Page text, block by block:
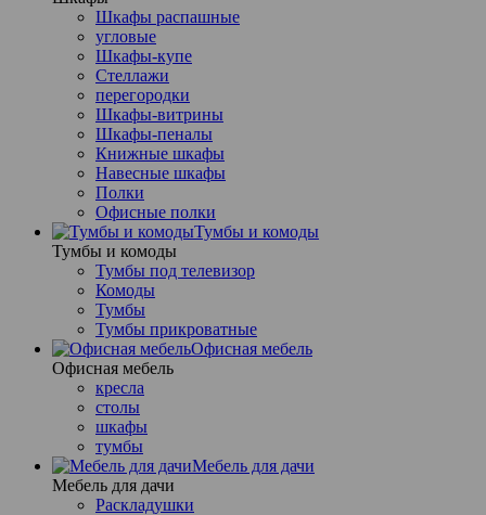
Шкафы распашные
угловые
Шкафы-купе
Стеллажи
перегородки
Шкафы-витрины
Шкафы-пеналы
Книжные шкафы
Навесные шкафы
Полки
Офисные полки
Тумбы и комоды
Тумбы и комоды
Тумбы под телевизор
Комоды
Тумбы
Тумбы прикроватные
Офисная мебель
Офисная мебель
кресла
столы
шкафы
тумбы
Мебель для дачи
Мебель для дачи
Раскладушки